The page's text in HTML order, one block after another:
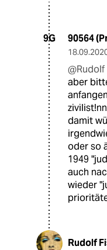
9G 90564
@Rudolf
aber
damit
oder so
1949
auch
wieder
Rudolf